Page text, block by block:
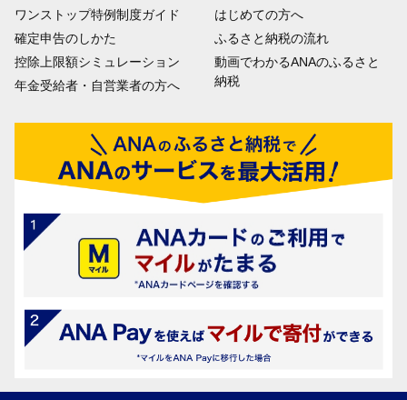
ワンストップ特例制度ガイド
確定申告のしかた
控除上限額シミュレーション
年金受給者・自営業者の方へ
はじめての方へ
ふるさと納税の流れ
動画でわかるANAのふるさと
納税